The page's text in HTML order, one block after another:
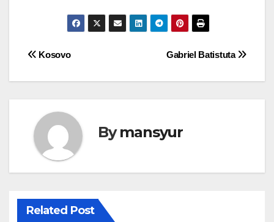
Post
navigation
Gabriel Batistuta
Kosovo
Bymansyur
Related Post